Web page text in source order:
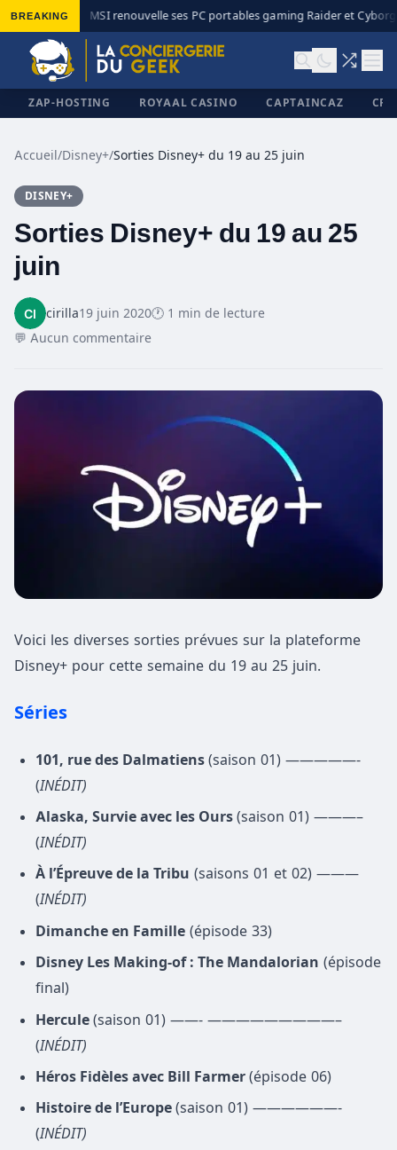
BREAKING MSI renouvelle ses PC portables gaming Raider et
ZAP-HOSTING ROYAAL CASINO CAPTAINCAZ
Accueil/Disney+/Sorties Disney+ du 19 au 25 juin
DISNEY+
Sorties Disney+ du 19 au 25
juin
cirilla19 juin 2020🕐 1 min de lecture
💬 Aucun commentaire
Voici les diverses sorties prévues sur la plateforme
Disney+ pour cette semaine du 19 au 25 juin.
Séries
101, rue des Dalmatiens (saison 01) —————-
(INÉDIT)
Alaska, Survie avec les Ours (saison 01) ———–
(INÉDIT)
À l’Épreuve de la Tribu (saisons 01 et 02) ———
(INÉDIT)
Dimanche en Famille (épisode 33)
Disney Les Making-of : The Mandalorian (épisode
final)
Hercule (saison 01) ——- —————————–
(INÉDIT)
Héros Fidèles avec Bill Farmer (épisode 06)
Histoire de l’Europe (saison 01) ——————-
(INÉDIT)